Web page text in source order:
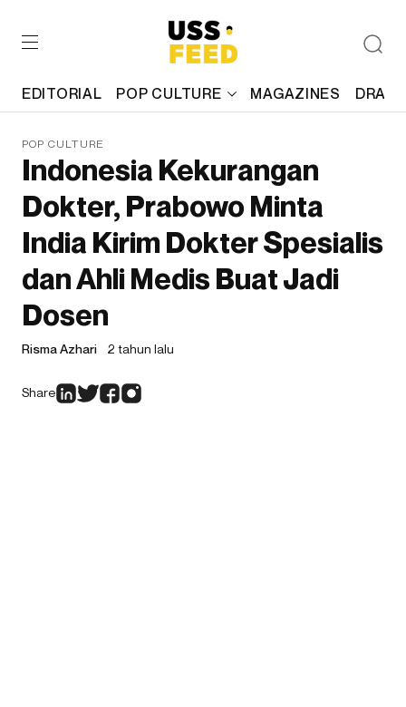
EDITORIAL POP CULTURE MAGAZINES
POP CULTURE
Indonesia Kekurangan
Dokter, Prabowo Minta
India Kirim Dokter Spesialis
dan Ahli Medis Buat Jadi
Dosen
Risma Azhari 2 tahun lalu
Share